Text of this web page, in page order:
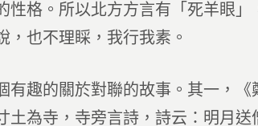
性格。所以北方方言有「死羊眼
，也不理睬，我行我素。
有趣的關於對聯的故事。其一，
土為寺，寺旁言詩，詩云：明月